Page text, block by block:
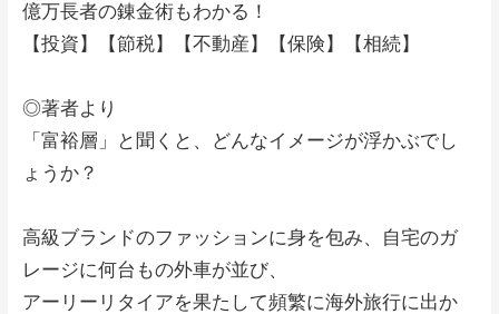
億万長者の錬金術もわかる！
【投資】【節税】【不動産】【保険】【相続】
◎著者より
「富裕層」と聞くと、どんなイメージが浮かぶでし
ょうか？
高級ブランドのファッションに身を包み、自宅のガ
レージに何台もの外車が並び、
アーリーリタイアを果たして頻繁に海外旅行に出か